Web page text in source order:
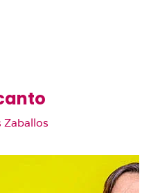
Zaballos